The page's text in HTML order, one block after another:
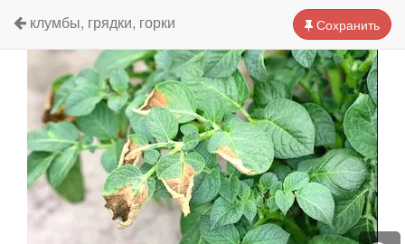
Сохранить
клумбы, грядки, горки